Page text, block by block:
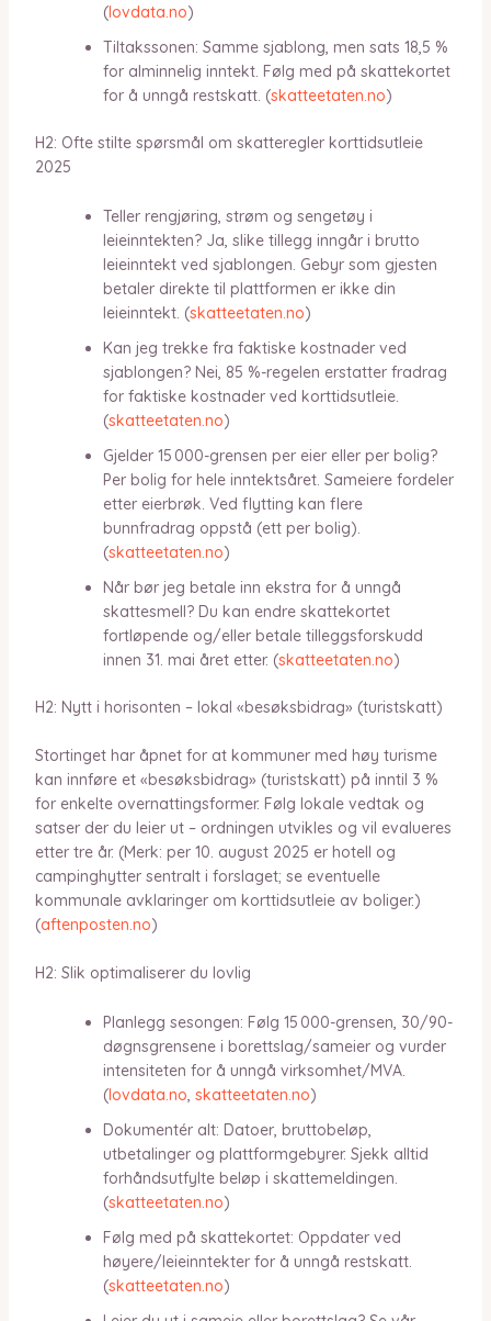
(lovdata.no)
Tiltakssonen: Samme sjablong, men sats 18,5 %
for alminnelig inntekt. Følg med på skattekortet
for å unngå restskatt. (skatteetaten.no)
H2: Ofte stilte spørsmål om skatteregler korttidsutleie
2025
Teller rengjøring, strøm og sengetøy i
leieinntekten? Ja, slike tillegg inngår i brutto
leieinntekt ved sjablongen. Gebyr som gjesten
betaler direkte til plattformen er ikke din
leieinntekt. (skatteetaten.no)
Kan jeg trekke fra faktiske kostnader ved
sjablongen? Nei, 85 %-regelen erstatter fradrag
for faktiske kostnader ved korttidsutleie.
(skatteetaten.no)
Gjelder 15 000-grensen per eier eller per bolig?
Per bolig for hele inntektsåret. Sameiere fordeler
etter eierbrøk. Ved flytting kan flere
bunnfradrag oppstå (ett per bolig).
(skatteetaten.no)
Når bør jeg betale inn ekstra for å unngå
skattesmell? Du kan endre skattekortet
fortløpende og/eller betale tilleggsforskudd
innen 31. mai året etter. (skatteetaten.no)
H2: Nytt i horisonten – lokal «besøksbidrag» (turistskatt)
Stortinget har åpnet for at kommuner med høy turisme
kan innføre et «besøksbidrag» (turistskatt) på inntil 3 %
for enkelte overnattingsformer. Følg lokale vedtak og
satser der du leier ut – ordningen utvikles og vil evalueres
etter tre år. (Merk: per 10. august 2025 er hotell og
campinghytter sentralt i forslaget; se eventuelle
kommunale avklaringer om korttidsutleie av boliger.)
(aftenposten.no)
H2: Slik optimaliserer du lovlig
Planlegg sesongen: Følg 15 000-grensen, 30/90-
døgnsgrensene i borettslag/sameier og vurder
intensiteten for å unngå virksomhet/MVA.
(lovdata.no, skatteetaten.no)
Dokumentér alt: Datoer, bruttobeløp,
utbetalinger og plattformgebyrer. Sjekk alltid
forhåndsutfylte beløp i skattemeldingen.
(skatteetaten.no)
Følg med på skattekortet: Oppdater ved
høyere/leieinntekter for å unngå restskatt.
(skatteetaten.no)